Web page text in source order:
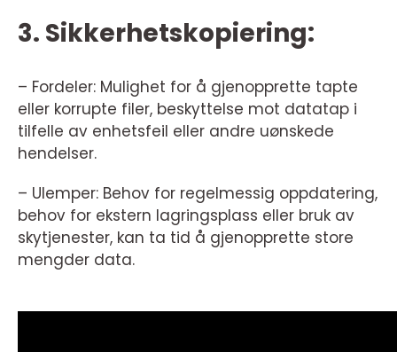
3. Sikkerhetskopiering:
– Fordeler: Mulighet for å gjenopprette tapte
eller korrupte filer, beskyttelse mot datatap i
tilfelle av enhetsfeil eller andre uønskede
hendelser.
– Ulemper: Behov for regelmessig oppdatering,
behov for ekstern lagringsplass eller bruk av
skytjenester, kan ta tid å gjenopprette store
mengder data.